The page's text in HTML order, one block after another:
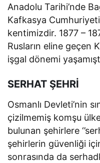
Anadolu Tarihi’nde
Kafkasya
kentimizdir. 1877 –
Rusların eline geçen
işgal dönemi
SERHAT ŞEHRİ
Osmanlı Devleti’nin
çizilmemiş komşu
bulunan şehirlere
şehirlerin güvenliği
sonrasında da